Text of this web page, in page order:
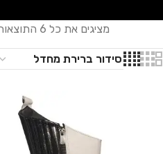
מציגים את כל ⁦6⁩ התוצאות